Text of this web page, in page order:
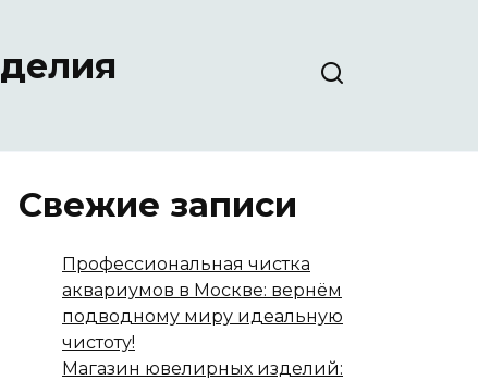
Свежие записи
Профессиональная чистка
аквариумов в Москве: вернём
подводному миру идеальную
чистоту!
Магазин ювелирных изделий: